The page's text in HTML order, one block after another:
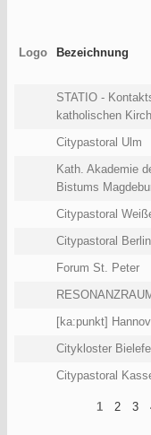
Logo Bezeichnung
STATIO -
katholischen
Citypastoral Ulm
Kath. Akademie
Bistums
Citypastoral
Citypastoral
Forum St. Peter
[ka:punkt]
Citykloster
Citypastoral
1 2 3